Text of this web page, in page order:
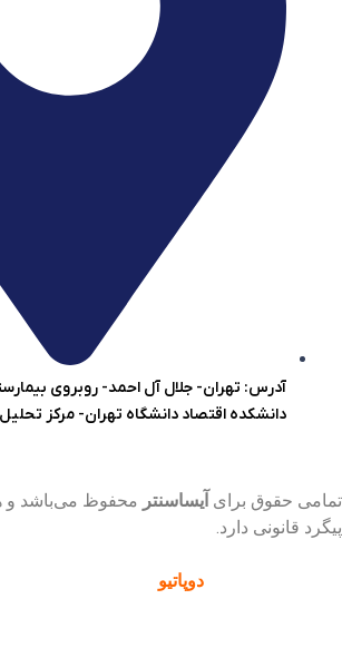
آدرس: تهران- جلال آل احمد- روبروی
دانشکده اقتصاد دانشگاه تهران- مرکز
تمامی حقوق برای آیساسنتر محفوظ می‌باشد و
پیگرد قانونی دارد.
دوپاتیو